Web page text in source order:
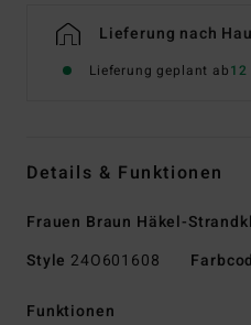
Lieferung nach
Lieferung geplant ab
Details & Funktionen
Frauen Braun Häkel-
Style 24O601608
Funktionen